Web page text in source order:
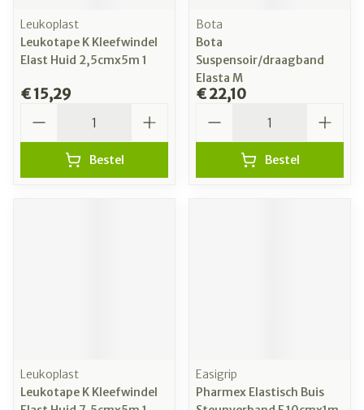
Leukoplast
Leukotape K Kleefwindel
Elast Huid 2,5cmx5m 1
€ 15,29
Bestel
Bota
Bota
Suspensoir/draagband
Elasta M
€ 22,10
Bestel
Leukoplast
Leukotape K Kleefwindel
Easigrip
Pharmex Elastisch Buis